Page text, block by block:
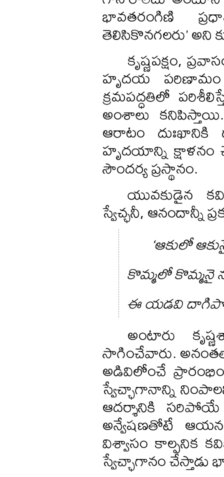
భావతరంగిణి
తెలిసికొనగలరు’ అని
కృష్ణపక్షం,
హృదయ పరిణామం
క్రమపద్ధతిలో
అంశాలు
ఆరాటం దుఃఖానికి
హృదయాన్ని క్షాళనం
సౌందర్య ప్రస్థానం.
యువకుడైన
స్వేచ్ఛనీ, ఆనందాన్నీ
‘ఆకులో
కొమ్మలో కొమ్మనై
ఈ యడవి
అంటారు
సాగించేవారు.
అడివిలోంచే
స్వేచ్ఛాగానాన్ని
ఆదర్శానికి
అన్వేషణతోటే ఆయన
విశ్వాసం కాల్పనిక
స్వేచ్ఛాగానం చేస్తాడు